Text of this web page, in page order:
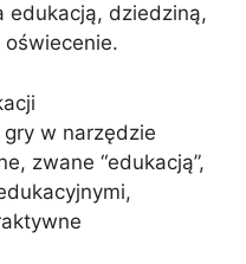
edukacją, dziedziną,
gry w narzędzie
zwane “edukacją”,